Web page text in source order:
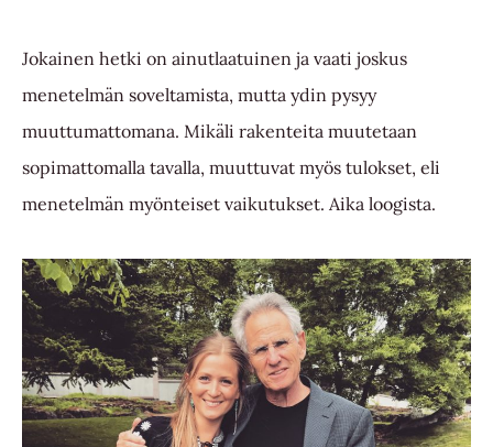
Jokainen hetki on ainutlaatuinen ja vaati joskus
menetelmän soveltamista, mutta ydin pysyy
muuttumattomana. Mikäli rakenteita muutetaan
sopimattomalla tavalla, muuttuvat myös tulokset, eli
menetelmän myönteiset vaikutukset. Aika loogista.